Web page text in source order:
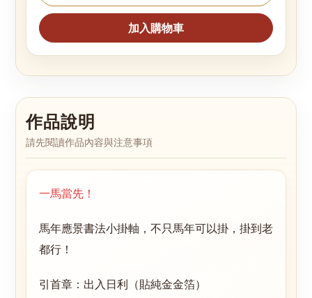
加入購物車
作品說明
請先閱讀作品內容與注意事項
一馬當先！
馬年應景書法小掛軸，不只馬年可以掛，掛到老
都行！
引首章：出入日利（貼純金金箔）